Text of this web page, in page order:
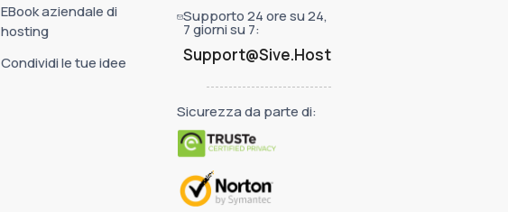
EBook aziendale di
hosting
Condividi le tue idee
Supporto 24 ore su 24,
7 giorni su 7:
Support@Sive.Host
Sicurezza da parte di: